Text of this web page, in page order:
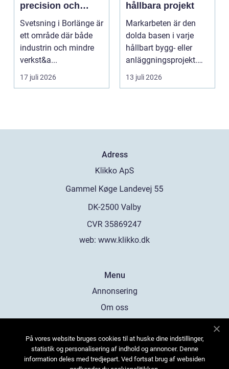
precision och
hållbara
konstruktioner
Svetsning i Borlänge är
ett område där både
industrin och mindre
verkst&a...
17 juli 2026
hållbara projekt
Markarbeten är den
dolda basen i varje
hållbart bygg- eller
anläggningsprojekt.
Oavsett om det gälle...
13 juli 2026
Adress
web: www.klikko.dk
Menu
Annonsering
Om oss
Kontakta oss
Sitemap
På vores website bruges cookies til at huske dine indstillinger,
statistik og personalisering af indhold og annoncer. Denne
information deles med tredjepart. Ved fortsat brug af websiden